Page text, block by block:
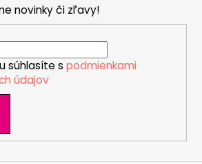
novinky či zľavy!
súhlasíte s podmienkami
údajov